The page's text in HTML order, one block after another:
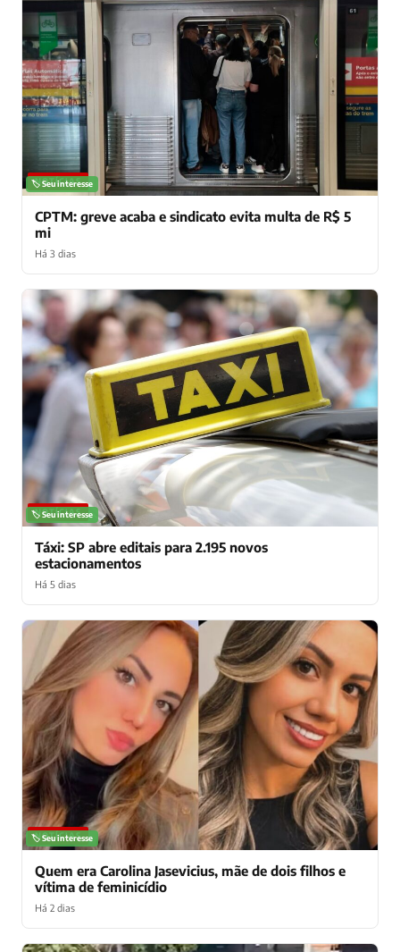
NOTÍCIAS
🏷️ Seu interesse
CPTM: greve acaba e sindicato evita multa de R$ 5
mi
Há 3 dias
NOTÍCIAS
🏷️ Seu interesse
Táxi: SP abre editais para 2.195 novos
estacionamentos
Há 5 dias
NOTÍCIAS
🏷️ Seu interesse
Quem era Carolina Jasevicius, mãe de dois filhos e
vítima de feminicídio
Há 2 dias